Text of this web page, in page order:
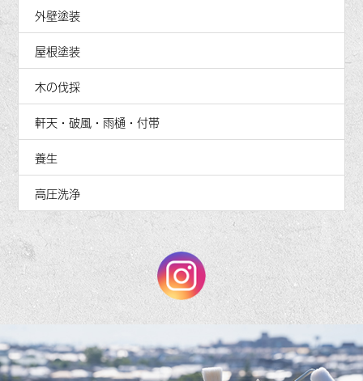
外壁塗装
屋根塗装
木の伐採
軒天・破風・雨樋・付帯
養生
高圧洗浄